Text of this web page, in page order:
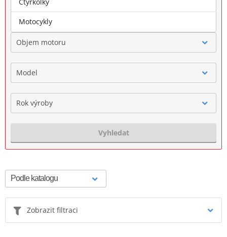
Značka
Objem motoru
Model
Rok výroby
Vyhledat
Zobrazit filtraci
Motocykly